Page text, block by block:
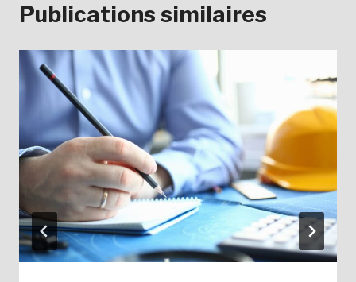
Publications similaires